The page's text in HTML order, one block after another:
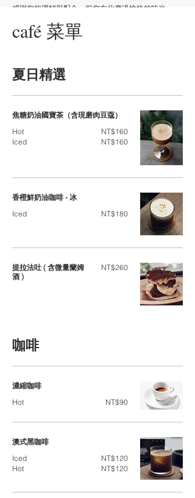
感謝您的理解與配合，祝您在此度過愉快的時光。
café 菜單
夏日精選
焦糖奶油國寶茶（含現磨肉豆蔻）
Hot
NT$160
Iced
NT$160
香橙鮮奶油咖啡 - 冰
Iced
NT$180
提拉法吐 ( 含微量蘭姆
酒 )
NT$260
咖啡
濃縮咖啡
Hot
NT$90
澳式黑咖啡
Iced
NT$120
Hot
NT$120